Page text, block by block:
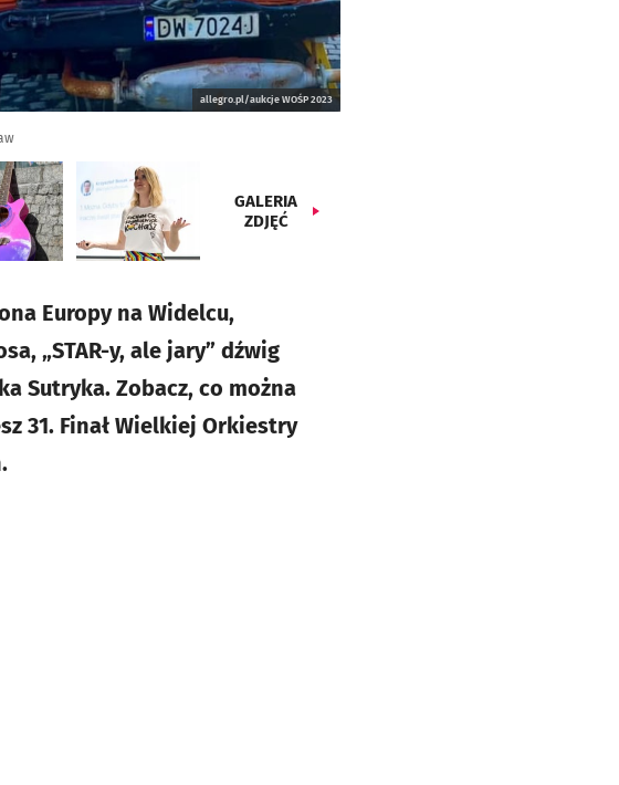
allegro.pl/aukcje WOŚP 2023
GALERIA
ZDJĘĆ
Europy na Widelcu,
„STAR-y, ale jary” dźwig
Sutryka. Zobacz, co można
31. Finał Wielkiej Orkiestry